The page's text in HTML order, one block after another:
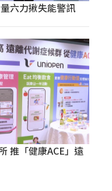
六力揪失能警訊
推「健康ACE」遠